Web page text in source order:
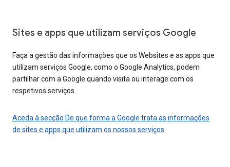
Sites e apps que utilizam serviços Google
Faça a gestão das informações que os Websites e as apps que
utilizam serviços Google, como o Google Analytics, podem
partilhar com a Google quando visita ou interage com os
respetivos serviços.
Aceda à secção De que forma a Google trata as informações
de sites e apps que utilizam os nossos serviços